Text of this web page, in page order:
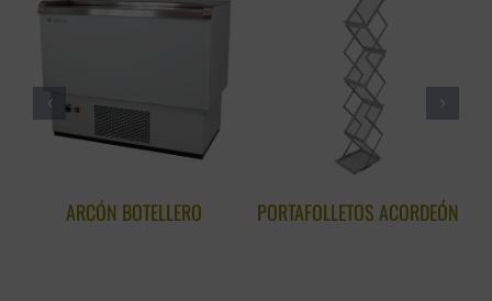
ARCÓN BOTELLERO PORTAFOLLETOS ACORDEÓN